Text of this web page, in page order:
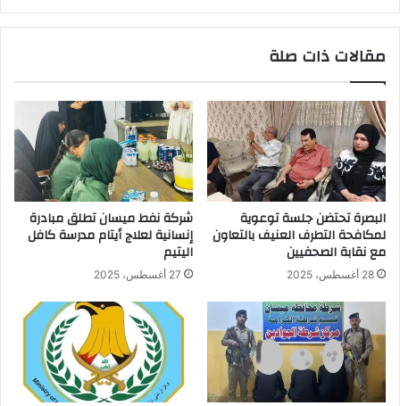
مقالات ذات صلة
البصرة تحتضن جلسة توعوية
لمكافحة التطرف العنيف بالتعاون
مع نقابة الصحفيين
28 أغسطس، 2025
شركة نفط ميسان تطلق مبادرة
إنسانية لعلاج أيتام مدرسة كافل
اليتيم
27 أغسطس، 2025